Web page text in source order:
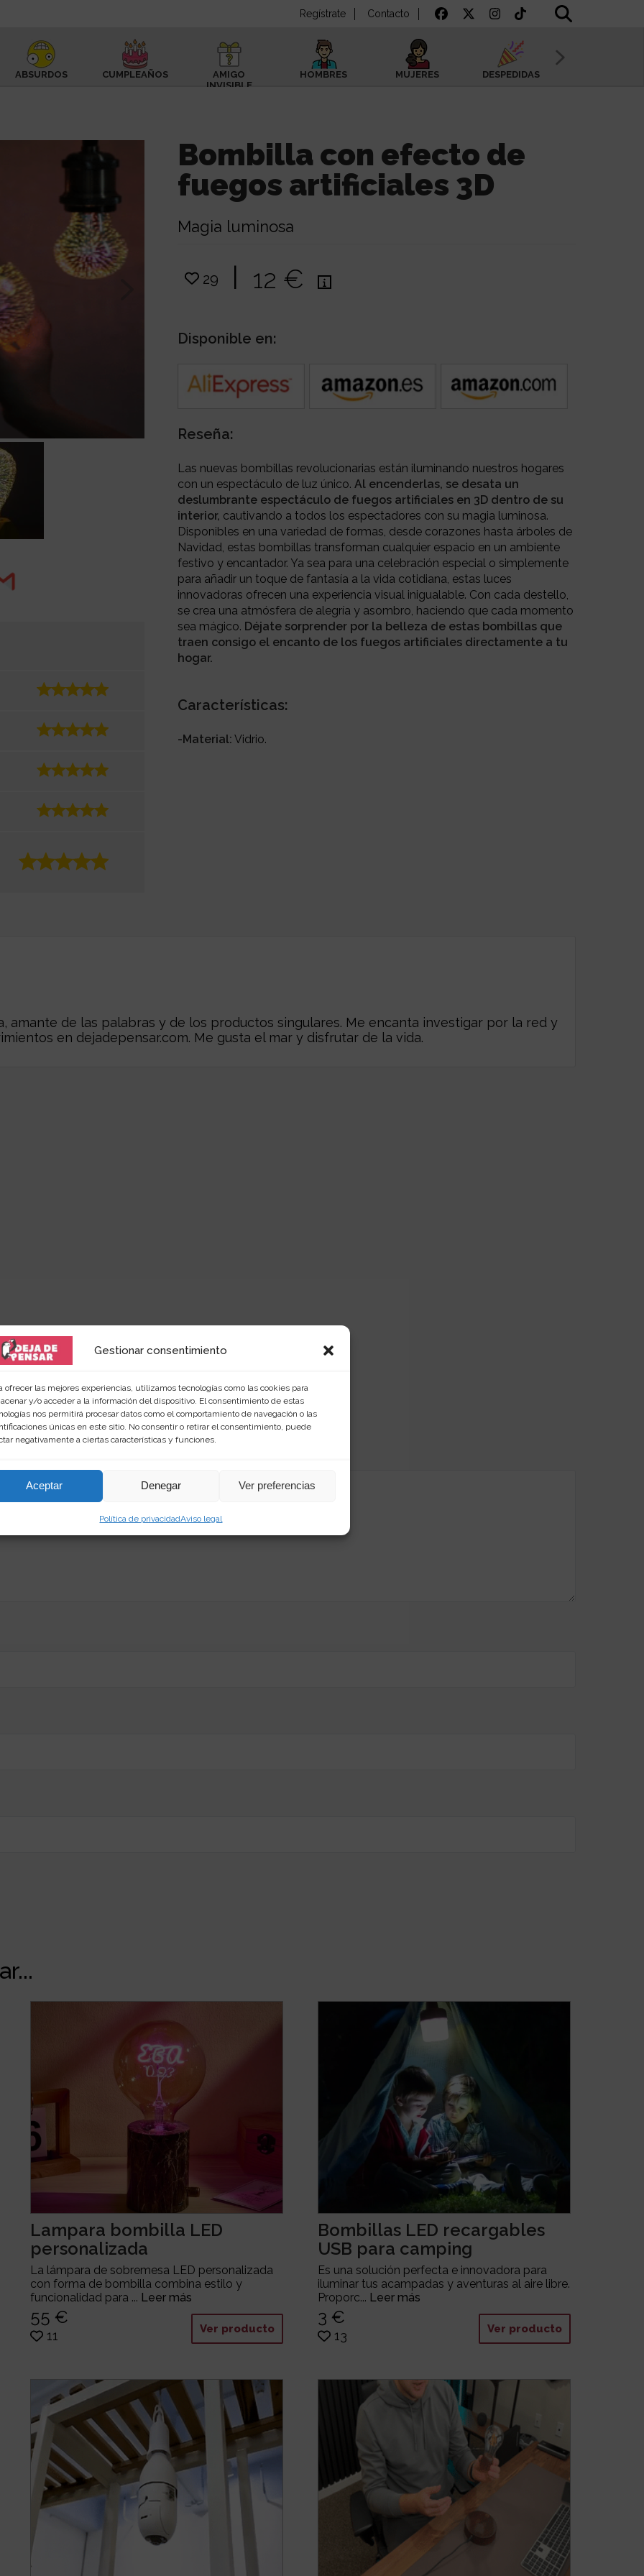
Gestionar consentimiento
ofrecer las mejores experiencias, utilizamos tecnologías como las cookies para
y/o acceder a la información del dispositivo. El consentimiento de estas
nos permitirá procesar datos como el comportamiento de navegación o las
únicas en este sitio. No consentir o retirar el consentimiento, puede
negativamente a ciertas características y funciones.
Aceptar Denegar Ver preferencias
Política de privacidadAviso legal
Regístrate Contacto
ABSURDOS CUMPLEAÑOS
AMIGO
INVISIBLE
HOMBRES MUJERES DESPEDIDAS
Bombilla con efecto de
fuegos artificiales 3D
Magia luminosa
29 | 12 €
Disponible en:
Reseña:
Las nuevas bombillas revolucionarias están iluminando nuestros hogares
con un espectáculo de luz único. Al encenderlas, se desata un
deslumbrante espectáculo de fuegos artificiales en 3D dentro de su
interior, cautivando a todos los espectadores con su magia luminosa.
Disponibles en una variedad de formas, desde corazones hasta árboles de
Navidad, estas bombillas transforman cualquier espacio en un ambiente
festivo y encantador. Ya sea para una celebración especial o simplemente
para añadir un toque de fantasía a la vida cotidiana, estas luces
innovadoras ofrecen una experiencia visual inigualable. Con cada destello,
se crea una atmósfera de alegría y asombro, haciendo que cada momento
sea mágico. Déjate sorprender por la belleza de estas bombillas que
traen consigo el encanto de los fuegos artificiales directamente a tu
hogar.
Características:
-Material: Vidrio.
amante de las palabras y de los productos singulares. Me encanta investigar por la red y
en dejadepensar.com. Me gusta el mar y disfrutar de la vida.
Los campos obligatorios están marcados con*
Lampara bombilla LED
personalizada
La lámpara de sobremesa LED personalizada
con forma de bombilla combina estilo y
funcionalidad para ... Leer más
55 €
11 Ver producto
Bombillas LED recargables
USB para camping
Es una solución perfecta e innovadora para
iluminar tus acampadas y aventuras al aire libre.
Proporc... Leer más
3 €
13 Ver producto